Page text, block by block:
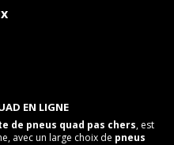
EN LIGNE
de pneus quad pas chers, est
avec un large choix de pneus